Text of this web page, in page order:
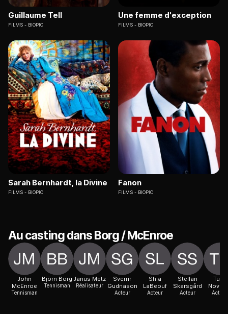
Guillaume Tell
FILMS BIOPIC
Une femme d'exception
FILMS BIOPIC
Sarah Bernhardt, la Divine
FILMS BIOPIC
Fanon
FILMS BIOPIC
Au casting dans Borg / McEnroe
John
McEnroe
Tennisman
Björn Borg
Tennisman
Janus Metz
Réalisateur
Sverrir
Gudnason
Acteur
Shia
LaBeouf
Acteur
Stellan
Skarsgård
Acteur
Tuva
Actrice